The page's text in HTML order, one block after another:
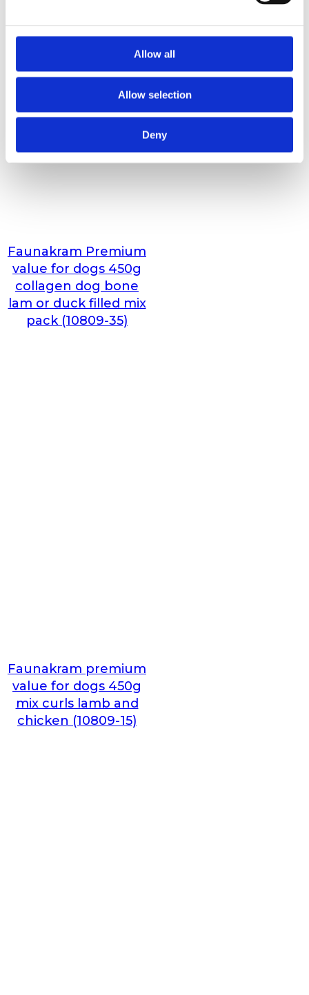
Allow all
Allow selection
Deny
Faunakram Premium
value for dogs 450g
collagen dog bone
lam or duck filled mix
pack (10809-35)
Faunakram premium
value for dogs 450g
mix curls lamb and
chicken (10809-15)